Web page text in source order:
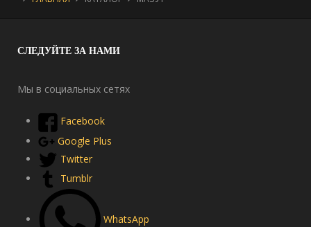
СЛЕДУЙТЕ ЗА НАМИ
Мы в социальных сетях
Facebook
Google Plus
Twitter
Tumblr
WhatsApp